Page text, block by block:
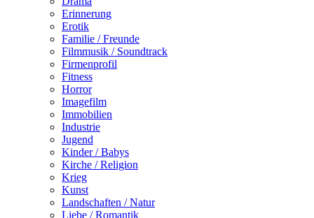
Erinnerung
Erotik
Familie / Freunde
Filmmusik / Soundtrack
Firmenprofil
Fitness
Horror
Imagefilm
Immobilien
Industrie
Jugend
Kinder / Babys
Kirche / Religion
Krieg
Kunst
Landschaften / Natur
Liebe / Romantik